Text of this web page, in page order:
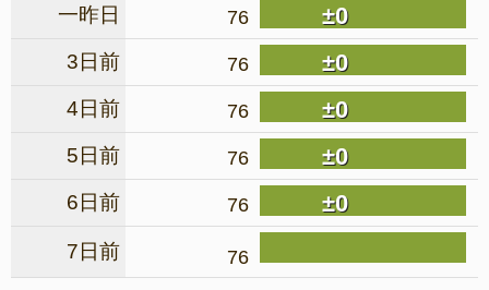
一昨日 76 ±0
3日前 76 ±0
4日前 76 ±0
5日前 76 ±0
6日前 76 ±0
7日前 76